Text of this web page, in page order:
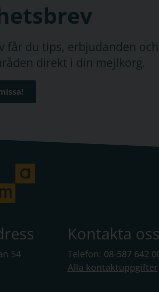
får du tips, erbjudanden
direkt i din mejlkorg.
54
Kontakta oss
Telefon: 08-587 642
Alla kontaktuppgifter